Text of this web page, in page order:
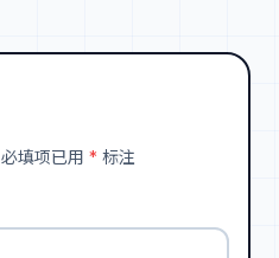
必填项已用 * 标注